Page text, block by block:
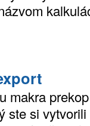
makra
ste si